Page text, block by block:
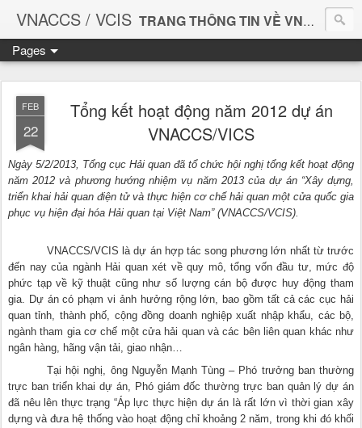
VNACCS / VCIS TRANG THÔNG TIN VỀ VNACCS
Vietnam Automated Cargo And Port Consolidated System
Giúp bạn làm thủ tục Hải quan thuận tiện và dễ dàng hơn.
Pages
FEB
22
Tổng kết hoạt động năm 2012 dự án
VNACCS/VICS
Ngày 5/2/2013, Tổng cục Hải quan đã tổ chức hội nghị tổng kết hoạt động
năm 2012 và phương hướng nhiệm vụ năm 2013 của dự án “Xây dựng,
triển khai hải quan điện tử và thực hiện cơ chế hải quan một cửa quốc gia
phục vụ hiện đại hóa Hải quan tại Việt Nam” (VNACCS/VCIS).
VNACCS/VCIS là dự án hợp tác song phương lớn nhất từ trước
đến nay của ngành Hải quan xét về quy mô, tổng vốn đầu tư, mức độ
phức tạp về kỹ thuật cũng như số lượng cán bộ được huy động tham
gia. Dự án có phạm vi ảnh hưởng rộng lớn, bao gồm tất cả các cục hải
quan tỉnh, thành phố, cộng đồng doanh nghiệp xuất nhập khẩu, các bộ,
ngành tham gia cơ chế một cửa hải quan và các bên liên quan khác như
ngân hàng, hãng vận tải, giao nhận…
Tại hội nghị, ông Nguyễn Mạnh Tùng – Phó trưởng ban thường
trực ban triển khai dự án, Phó giám đốc thường trực ban quản lý dự án
đã nêu lên thực trạng “Áp lực thực hiện dự án là rất lớn vì thời gian xây
dựng và đưa hệ thống vào hoạt động chỉ khoảng 2 năm, trong khi đó khối